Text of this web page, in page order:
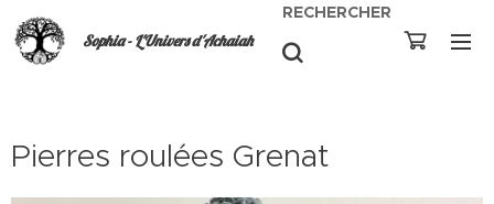
Sophia - L'Univers d'Achaiah
RECHERCHER
Pierres roulées Grenat